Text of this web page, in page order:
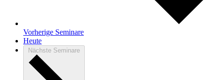
Vorherige Seminare
Heute
Nächste Seminare